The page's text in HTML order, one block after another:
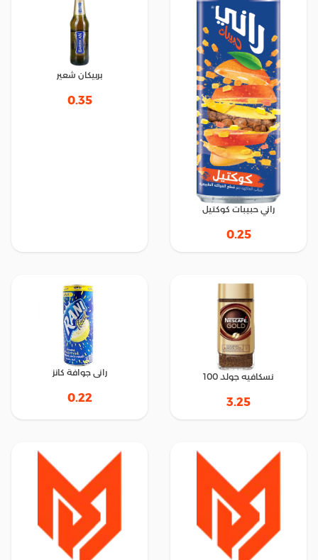
راني حبيبات كوكتيل
0.25
بربيكان شعير
0.35
نسكافيه جولد 100
3.25
رانى جوافة كانز
0.22